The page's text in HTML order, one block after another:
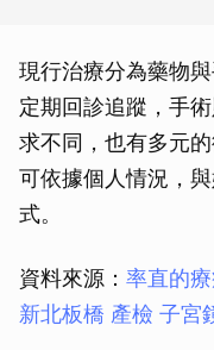
現行治療分為藥物
定期回診追蹤，手
求不同，也有多元
可依據個人情況，
式。
資料來源： 率直的
新北板橋 產檢 子宮